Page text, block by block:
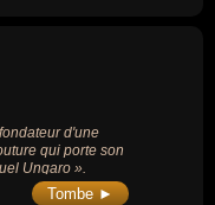
d'une
qui porte son
Ungaro ».
Tombe ►